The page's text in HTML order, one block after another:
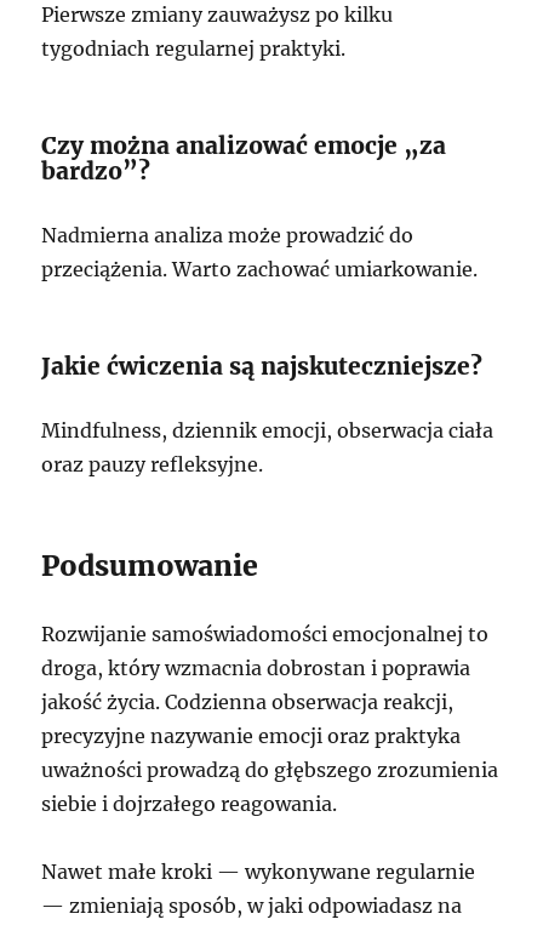
Pierwsze zmiany zauważysz po kilku
tygodniach regularnej praktyki.
Czy można analizować emocje „za
bardzo”?
Nadmierna analiza może prowadzić do
przeciążenia. Warto zachować umiarkowanie.
Jakie ćwiczenia są najskuteczniejsze?
Mindfulness, dziennik emocji, obserwacja ciała
oraz pauzy refleksyjne.
Podsumowanie
Rozwijanie samoświadomości emocjonalnej to
droga, który wzmacnia dobrostan i poprawia
jakość życia. Codzienna obserwacja reakcji,
precyzyjne nazywanie emocji oraz praktyka
uważności prowadzą do głębszego zrozumienia
siebie i dojrzałego reagowania.
Nawet małe kroki — wykonywane regularnie
— zmieniają sposób, w jaki odpowiadasz na